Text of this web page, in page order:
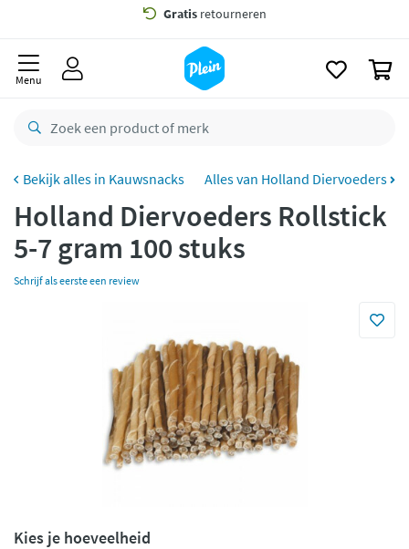
Gratisbezorging vanaf 35,- *
besteld,
Gratisretourneren
Betaal met Klarna
Menu
Kauwsnacks Alles van Holland Diervoeders
Holland Diervoeders Rollstick
5-7 gram 100 stuks
Schrijf als eerste een review
Kies je hoeveelheid